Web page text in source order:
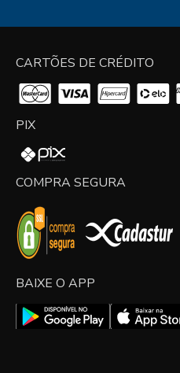
CARTÕES DE CRÉDITO
PIX
COMPRA SEGURA
BAIXE O APP